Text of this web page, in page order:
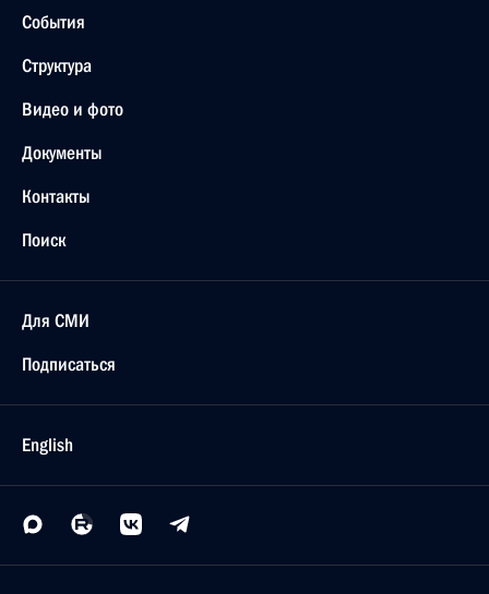
События
Структура
Видео и фото
Документы
Контакты
Поиск
Для СМИ
Подписаться
English